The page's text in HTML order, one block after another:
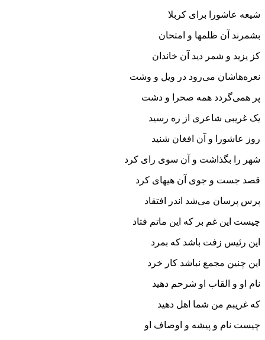
شیعه عاشورا برای کربلا
بشمرند آن ظلمها و امتحان
کز یزید و شمر دید آن خاندان
نعره‌هاشان می‌رود در ویل و وشت
پر همی‌گردد همه صحرا و دشت
یک غریبی شاعری از ره رسید
روز عاشورا و آن افغان شنید
شهر را بگذاشت و آن سوی رای کرد
قصد جست و جوی آن هیهای کرد
پرس پرسان می‌شد اندر افتقاد
چیست این غم بر که این ماتم فتاد
این رئیس زفت باشد که بمرد
این چنین مجمع نباشد کار خرد
نام او و القاب او شرحم دهید
که غریبم من شما اهل دهید
چیست نام و پیشه و اوصاف او